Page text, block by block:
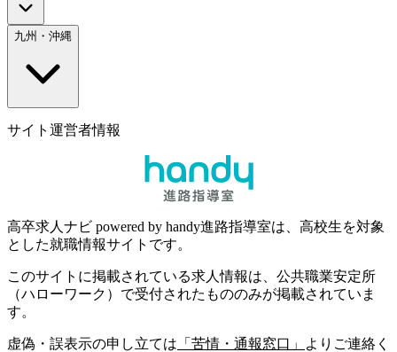
九州・沖縄
サイト運営者情報
高卒求人ナビ powered by handy進路指導室は、高校生を対象
とした就職情報サイトです。
このサイトに掲載されている求人情報は、公共職業安定所
（ハローワーク）で受付されたもののみが掲載されていま
す。
虚偽・誤表示の申し立ては 「苦情・通報窓口」
よりご連絡く